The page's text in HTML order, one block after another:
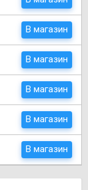
В магазин
В магазин
В магазин
В магазин
В магазин